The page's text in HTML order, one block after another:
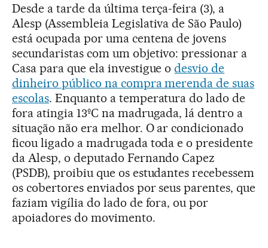
Desde a tarde da última terça-feira (3), a
Alesp (Assembleia Legislativa de São Paulo)
está ocupada por uma centena de jovens
secundaristas com um objetivo: pressionar a
Casa para que ela investigue odesvio de
dinheiro público na compra merenda de suas
escolas. Enquanto a temperatura do lado de
fora atingia 13ºC na madrugada, lá dentro a
situação não era melhor. O ar condicionado
ficou ligado a madrugada toda e o presidente
da Alesp, o deputado Fernando Capez
(PSDB), proibiu que os estudantes recebessem
os cobertores enviados por seus parentes, que
faziam vigília do lado de fora, ou por
apoiadores do movimento.